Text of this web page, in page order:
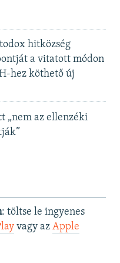
hitközség
a vitatott módon
hez köthető új
„nem az ellenzéki
: töltse le ingyenes
vagy az Apple